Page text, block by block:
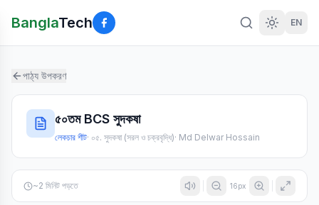
BanglaTech EN
পাঠ্য উপকরণ
৫০তম BCS সুদকষা
লেকচার শীট· ০৫. সুদকষা (সরল ও চক্রবৃদ্ধি)· Md Delwar Hossain
~2 মিনিট পড়তে 16px